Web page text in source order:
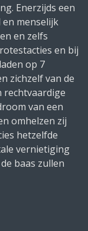
Enerzijds een
menselijk
en zelfs
en bij
op 7
zichzelf van de
rechtvaardige
van een
omhelzen zij
hetzelfde
vernietiging
baas zullen